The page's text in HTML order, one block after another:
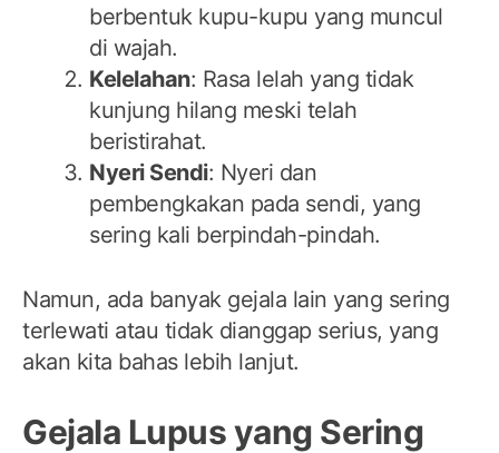
berbentuk kupu-kupu yang muncul
di wajah.
Kelelahan: Rasa lelah yang tidak
kunjung hilang meski telah
beristirahat.
Nyeri Sendi: Nyeri dan
pembengkakan pada sendi, yang
sering kali berpindah-pindah.
Namun, ada banyak gejala lain yang sering
terlewati atau tidak dianggap serius, yang
akan kita bahas lebih lanjut.
Gejala Lupus yang Sering